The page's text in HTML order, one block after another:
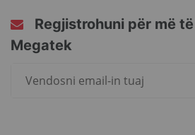
Regjistrohuni për më
Megatek